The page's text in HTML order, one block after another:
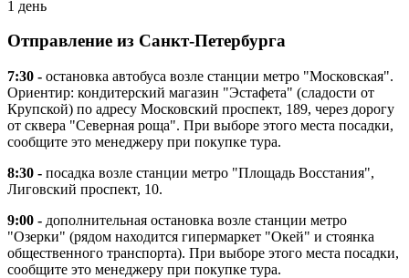
1 день
Отправление из Санкт-Петербурга
7:30 - остановка автобуса возле станции метро "Московская".
Ориентир: кондитерский магазин "Эстафета" (сладости от
Крупской) по адресу Московский проспект, 189, через дорогу
от сквера "Северная роща". При выборе этого места посадки,
сообщите это менеджеру при покупке тура.
8:30 - посадка возле станции метро "Площадь Восстания",
Лиговский проспект, 10.
9:00 - дополнительная остановка возле станции метро
"Озерки" (рядом находится гипермаркет "Окей" и стоянка
общественного транспорта). При выборе этого места посадки,
сообщите это менеджеру при покупке тура.